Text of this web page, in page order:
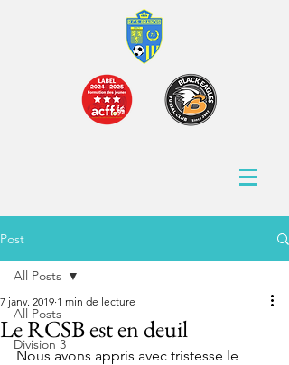
Post
All Posts
Division 3
All Posts
Le RCSB est en deuil
7 janv. 2019 1 min de lecture
Nous avons appris avec tristesse le